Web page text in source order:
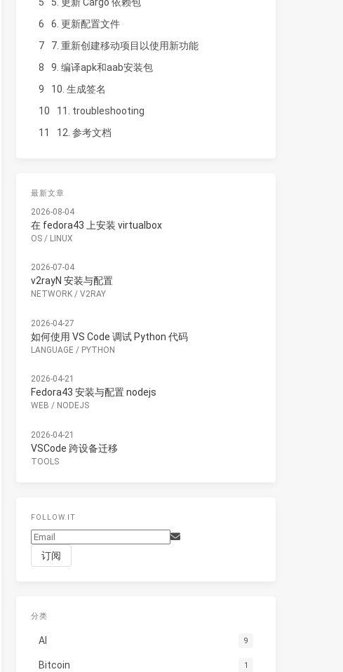
5
5. 更新 Cargo 依赖包
6
6. 更新配置文件
7
7. 重新创建移动项目以使用新功能
8
9. 编译apk和aab安装包
9
10. 生成签名
10
11. troubleshooting
11
12. 参考文档
最新文章
2026-08-04
在 fedora43 上安装 virtualbox
OS / LINUX
2026-07-04
v2rayN 安装与配置
NETWORK / V2RAY
2026-04-27
如何使用 VS Code 调试 Python 代码
LANGUAGE / PYTHON
2026-04-21
Fedora43 安装与配置 nodejs
WEB / NODEJS
2026-04-21
VSCode 跨设备迁移
TOOLS
FOLLOW.IT
分类
AI 9
Bitcoin 1